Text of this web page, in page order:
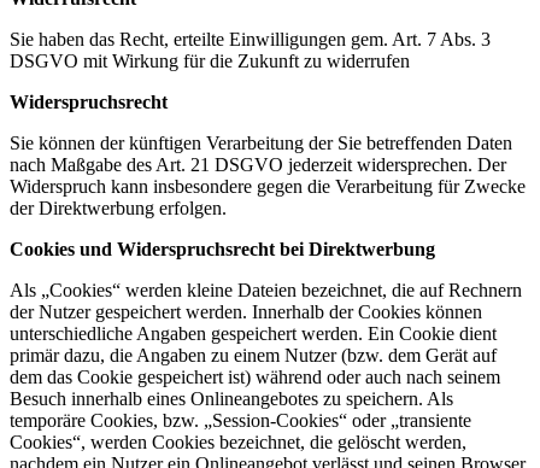
Sie haben das Recht, erteilte Einwilligungen gem. Art. 7 Abs. 3
DSGVO mit Wirkung für die Zukunft zu widerrufen
Widerspruchsrecht
Sie können der künftigen Verarbeitung der Sie betreffenden Daten
nach Maßgabe des Art. 21 DSGVO jederzeit widersprechen. Der
Widerspruch kann insbesondere gegen die Verarbeitung für Zwecke
der Direktwerbung erfolgen.
Cookies und Widerspruchsrecht bei Direktwerbung
Als „Cookies“ werden kleine Dateien bezeichnet, die auf Rechnern
der Nutzer gespeichert werden. Innerhalb der Cookies können
unterschiedliche Angaben gespeichert werden. Ein Cookie dient
primär dazu, die Angaben zu einem Nutzer (bzw. dem Gerät auf
dem das Cookie gespeichert ist) während oder auch nach seinem
Besuch innerhalb eines Onlineangebotes zu speichern. Als
temporäre Cookies, bzw. „Session-Cookies“ oder „transiente
Cookies“, werden Cookies bezeichnet, die gelöscht werden,
nachdem ein Nutzer ein Onlineangebot verlässt und seinen Browser